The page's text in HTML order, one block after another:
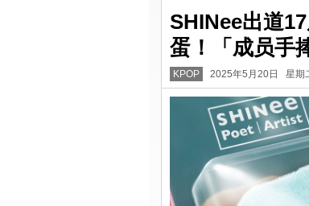
SHINee出道
蛋！「成员手
KPOP 2025年5月20日 星期